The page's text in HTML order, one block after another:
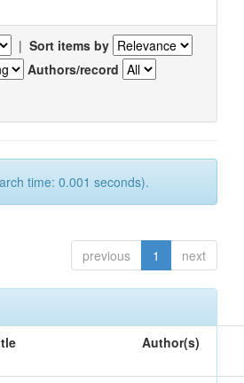
| Sort items by
Authors/record
time: 0.001 seconds).
previous 1 next
Author(s)